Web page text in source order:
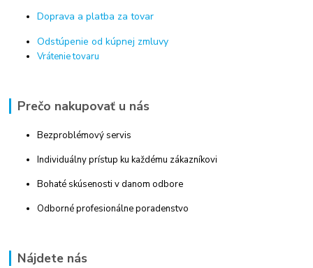
Doprava a platba za tovar
Odstúpenie od kúpnej zmluvy
Vrátenie tovaru
Prečo nakupovať u nás
Bezproblémový servis
Individuálny prístup ku každému zákazníkovi
Bohaté skúsenosti v danom odbore
Odborné profesionálne poradenstvo
Nájdete nás